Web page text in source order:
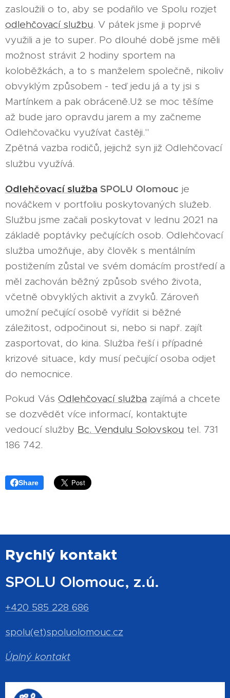
zasloužili o to, aby se podařilo ve Spolu rozjet
odlehčovací službu. V pátek jsme ji poprvé
využili a je to super. Po dlouhé době jsme měli
možnost strávit 2 hodiny sportem na
koloběžkách, a to s manželem společně, nikoliv
obvyklým způsobem - teď jedu já a ty jsi s
Martínkem a pak obráceně.Už se moc těšíme
až bude jaro opravdu jarem a my začneme
Odlehčovačku využívat častěji."
Zpětná vazba rodičů, jejichž syn již Odlehčovací
službu využívá.
Odlehčovací služba SPOLU Olomouc je
nováčkem v portfoliu poskytovaných služeb.
Službu jsme začali poskytovat v lednu 2021 na
základě poptávky pečujících osob. Odlehčovací
služba umožňuje, aby člověk s mentálním
postižením zůstal ve svém domácím prostředí a
měl zachován běžný způsob svého života,
včetně obvyklých aktivit a zvyků. Zároveň
umožní pečující osobě vyřídit si běžné
záležitost, odpočinout si, nebo si např. zajít
zasportovat, do kina. Služba řeší i případné
krizové situace, kdy musí pečující osoba odjet
do nemocnice.
Pokud Vás Odlehčovací služba zajímá a chcete
se dozvědět více informací, kontaktujte
vedoucí služby Bc. Vendulu Solovskou tel. 731
186 742.
Share
Rychlý kontakt
SPOLU Olomouc, z.ú.
+420 585 228 686
spolu(et)spoluolomouc.cz
Úplný kontakt